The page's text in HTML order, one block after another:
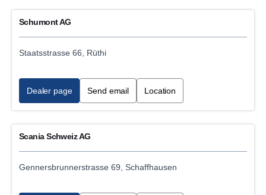
Schumont AG
Staatsstrasse 66, Rüthi
Dealer page Send email Location
Scania Schweiz AG
Gennersbrunnerstrasse 69, Schaffhausen